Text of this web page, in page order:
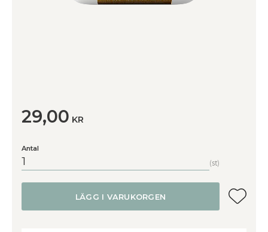
29,00 KR
Antal
st
LÄGG I VARUKORGEN Lägg